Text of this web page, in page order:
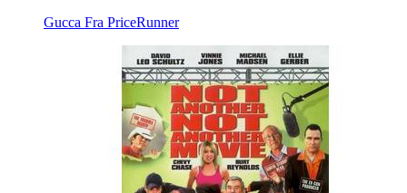
Gucca Fra PriceRunner